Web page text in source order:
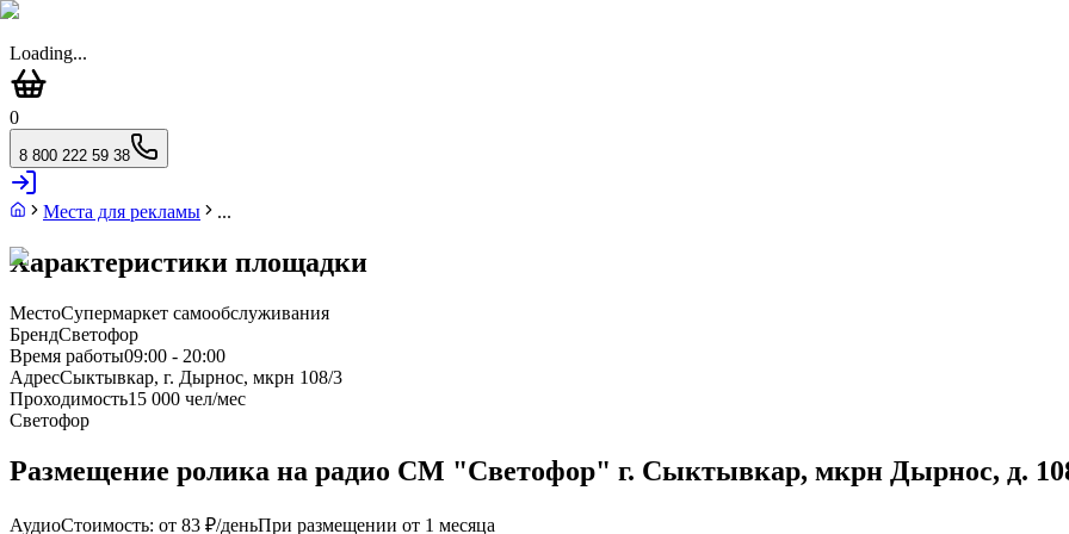
Loading...
0
8 800 222 59 38
Места для рекламы ...
Характеристики площадки
МестоСупермаркет самообслуживания
БрендСветофор
Время работы09:00 - 20:00
АдресСыктывкар, г. Дырнос, мкрн 108/3
Проходимость15 000 чел/мес
Светофор
Размещение ролика на радио СМ "Светофор" г. Сыктывкар, мкрн Дырнос, д.
АудиоСтоимость: от 83 ₽/деньПри размещении от 1 месяца